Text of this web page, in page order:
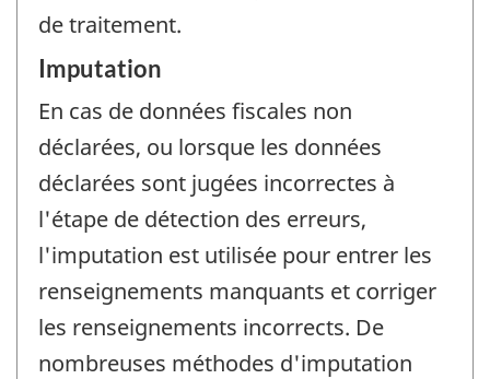
de traitement.
Imputation
En cas de données fiscales non
déclarées, ou lorsque les données
déclarées sont jugées incorrectes à
l'étape de détection des erreurs,
l'imputation est utilisée pour entrer les
renseignements manquants et corriger
les renseignements incorrects. De
nombreuses méthodes d'imputation